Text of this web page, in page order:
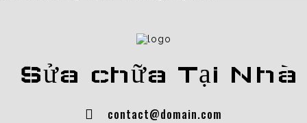
Sửa chữa Tại Nhà
contact@domain.com